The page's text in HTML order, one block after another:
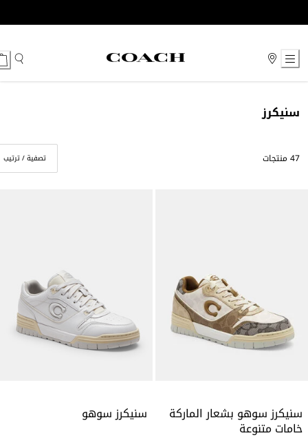
to
سنيكرز
47 منتجات تصفية / ترتيب
سنيكرز سوهو بشعار الماركة
خامات متنوعة
سنيكرز سوهو